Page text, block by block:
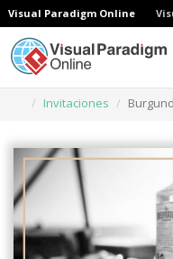
Visual Paradigm Online
Invitaciones